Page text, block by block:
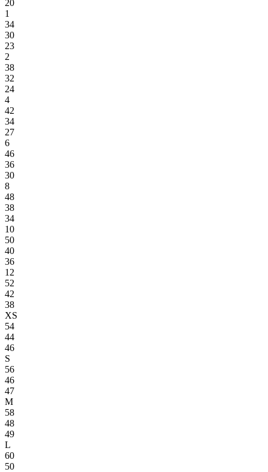
20
1
34
30
23
2
38
32
24
4
42
34
27
6
46
36
30
8
48
38
34
10
50
40
36
12
52
42
38
XS
54
44
46
S
56
46
47
M
58
48
49
L
60
50